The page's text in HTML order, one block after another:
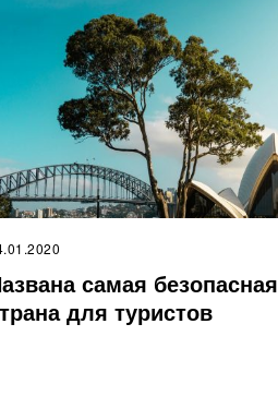
самая безопасная
для туристов